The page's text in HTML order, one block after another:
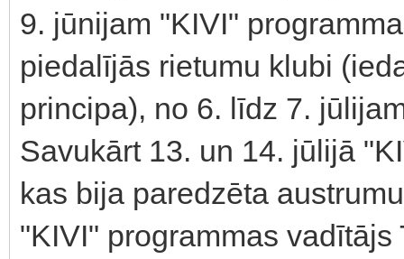
9. jūnijam "KIVI"
piedalījās rietumu klubi
principa), no 6. līdz 7.
Savukārt 13. un 14. jūlijā
kas bija paredzēta
"KIVI" programmas vadītājs